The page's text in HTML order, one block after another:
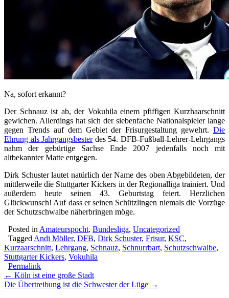
Na, sofort erkannt?
Der Schnauz ist ab, der Vokuhila einem pfiffigen Kurzhaarschnitt
gewichen. Allerdings hat sich der siebenfache Nationalspieler lange
gegen Trends auf dem Gebiet der Frisurgestaltung gewehrt. Die
Ehrung als Jahrgangsbesterdes 54. DFB-Fußball-Lehrer-Lehrgangs
nahm der gebürtige Sachse Ende 2007 jedenfalls noch mit
altbekannter Matte entgegen.
Dirk Schuster lautet natürlich der Name des oben Abgebildeten, der
mittlerweile die Stuttgarter Kickers in der Regionalliga trainiert. Und
außerdem heute seinen 43. Geburtstag feiert. Herzlichen
Glückwunsch! Auf dass er seinen Schützlingen niemals die Vorzüge
der Schutzschwalbe näherbringen möge.
Posted in Amateurspocht, Bundesliga, Uncategorized
Tagged Andi Möller, DFB, Dirk Schuster, Frisur, KSC,
Kurzaarschnitt, Lehrgang, Schnauz, Schnurrbart, Schutzschwalbe,
Stuttgarter Kickers, Vokuhila
Permalink
Post
navigation
← Köln ist eine große Stadt
Die Übertreibung ist die Schwester der Lüge →